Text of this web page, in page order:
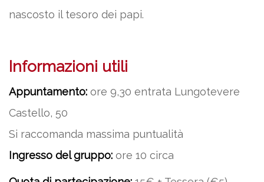
nascosto il tesoro dei papi.
Informazioni utili
Appuntamento: ore 9,30 entrata Lungotevere
Castello, 50
Si raccomanda massima puntualità
Ingresso del gruppo: ore 10 circa